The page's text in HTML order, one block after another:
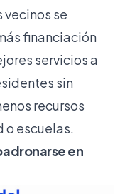
se
financiación
servicios a
sin
recursos
o escuelas.
en